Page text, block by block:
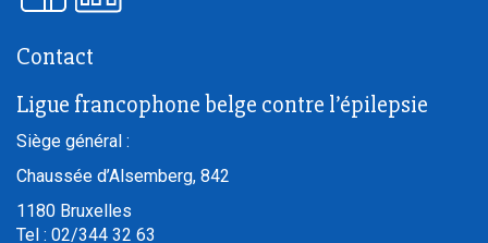
Contact
Ligue francophone belge contre l’épilepsie
Siège général :
Chaussée d’Alsemberg, 842
1180 Bruxelles
Tel : 02/344 32 63